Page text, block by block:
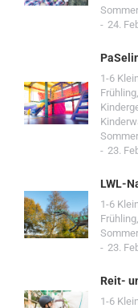
Sommer
24.
1-6
Frühling,
Sommer
23.
LWL-
1-6
Frühling,
Sommer
23.
Reit-
1-6